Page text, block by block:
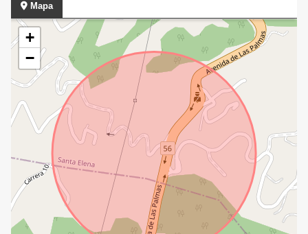
Mapa
+
−